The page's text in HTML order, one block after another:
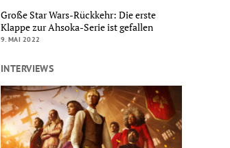
Große Star Wars-Rückkehr: Die erste
Klappe zur Ahsoka-Serie ist gefallen
9. MAI 2022
INTERVIEWS